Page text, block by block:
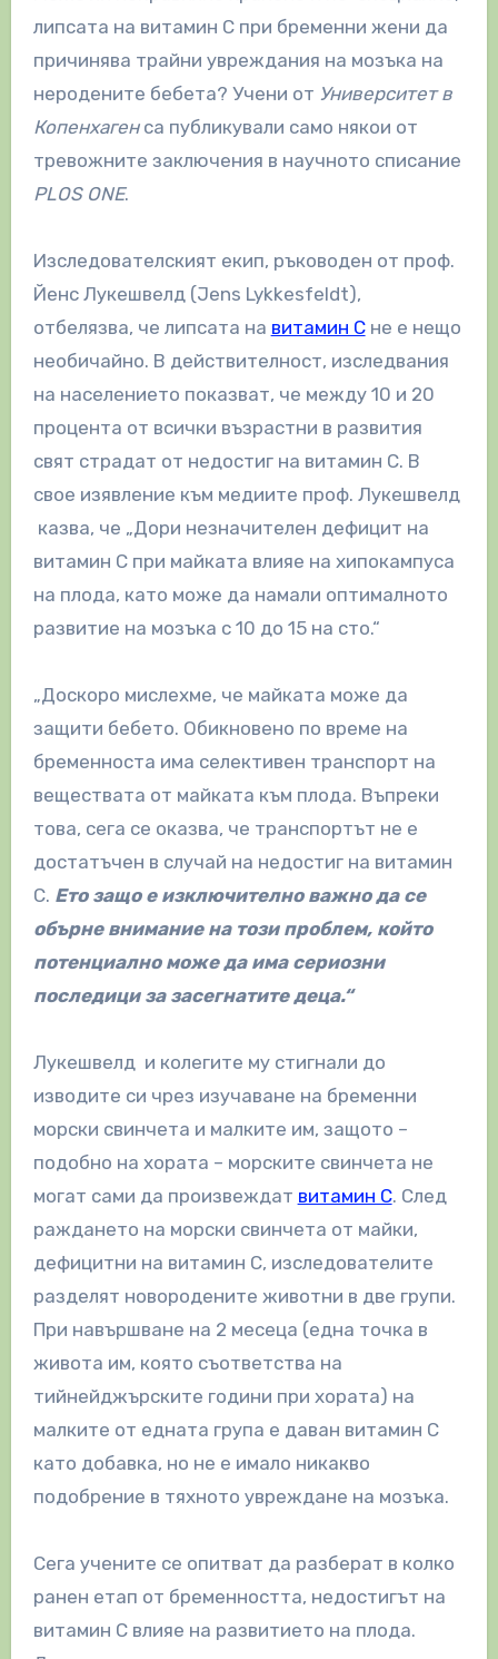
липсата на витамин С при бременни жени да
причинява трайни увреждания на мозъка на
неродените бебета? Учени от Университет в
Копенхагенса публикували само някои от
тревожните заключения в научното списание
PLОS ONE.
Изследователският екип, ръководен от проф.
Йенс Лукешвелд (Jens Lykkesfeldt),
отбелязва, че липсата на витамин Cне е нещо
необичайно. В действителност, изследвания
на населението показват, че между 10 и 20
процента от всички възрастни в развития
свят страдат от недостиг на витамин C. В
свое изявление към медиите проф. Лукешвелд
казва, че „Дори незначителен дефицит на
витамин C при майката влияе на хипокампуса
на плода, като може да намали оптималното
развитие на мозъка с 10 до 15 на сто.“
„Доскоро мислехме, че майката може да
защити бебето. Обикновено по време на
бременноста има селективен транспорт на
веществата от майката към плода. Въпреки
това, сега се оказва, че транспортът не е
достатъчен в случай на недостиг на витамин
С. Ето защо е изключително важно да се
обърне внимание на този проблем, който
потенциално може да има сериозни
последици за засегнатите деца.“
Лукешвелд и колегите му стигнали до
изводите си чрез изучаване на бременни
морски свинчета и малките им, защото –
подобно на хората – морските свинчета не
могат сами да произвеждат витамин C. След
раждането на морски свинчета от майки,
дефицитни на витамин С, изследователите
разделят новородените животни в две групи.
При навършване на 2 месеца (една точка в
живота им, която съответства на
тийнейджърските години при хората) на
малките от едната група е даван витамин С
като добавка, но не е имало никакво
подобрение в тяхното увреждане на мозъка.
Сега учените се опитват да разберат в колко
ранен етап от бременността, недостигът на
витамин C влияе на развитието на плода.